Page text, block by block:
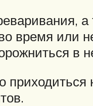
время или
в